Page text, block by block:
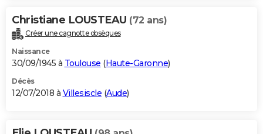
Christiane LOUSTEAU (72 ans)
Créer une cagnotte obsèques
Naissance
30/09/1945 à Toulouse (Haute-Garonne)
Décès
12/07/2018 à Villesiscle (Aude)